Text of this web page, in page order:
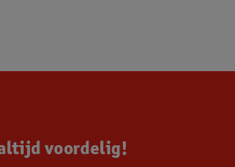
voordelig!